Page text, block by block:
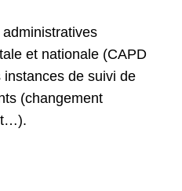
et nationale (CAPD
de suivi de
(changement